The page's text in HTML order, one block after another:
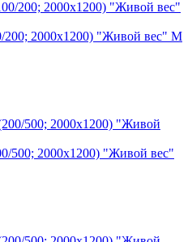
2000х1200) "Живой вес" М
2000х1200) "Живой вес"